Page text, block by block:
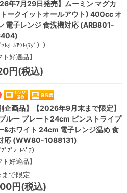
年7月29日発売】ムーミン マグカ
ークイットオールアウト) 400cc オ
電子レンジ 食洗機対応 (ARB801-
ｯﾄｵｰﾙｱｳﾄ(ﾏｸﾞ））
ト好適品】
円(税込)
企画品】【2026年9月末まで限定】
ルー プレート24cm ピンストライプ
&ホワイト 24cm 電子レンジ温め 食
応 (WW80-1088131)
ﾌﾟﾌﾟﾚｰﾄﾍﾟｱ）
ト好適品】
で限定
円(税込)